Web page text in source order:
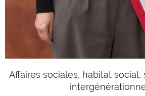
Affaires sociales, habitat social,